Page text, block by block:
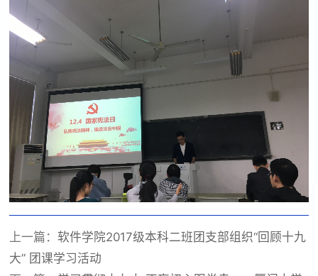
上一篇：软件学院2017级本科二班团支部组织“回顾十九
大” 团课学习活动